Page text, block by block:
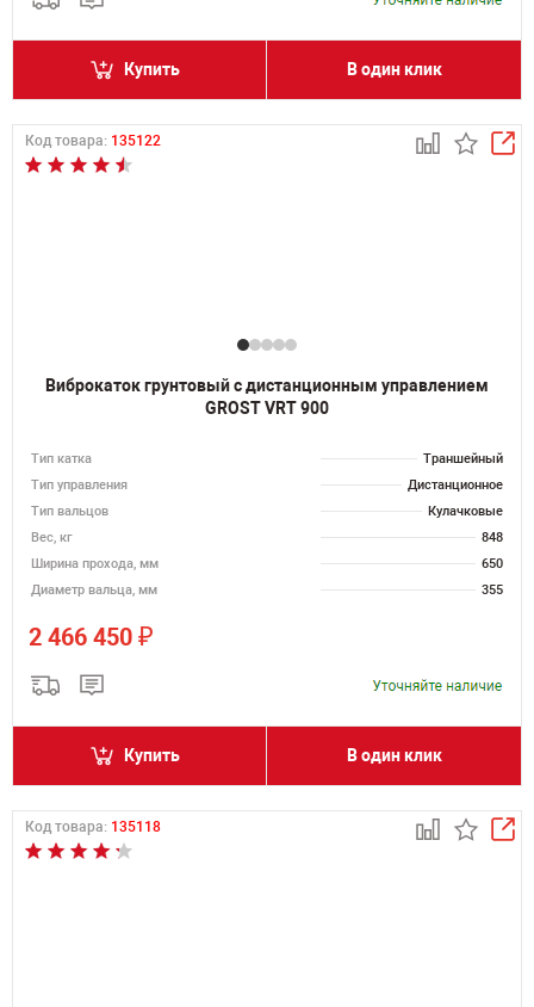
Купить В один клик
Код товара: 135122
Виброкаток грунтовый с дистанционным управлением
GROST VRT 900
Тип катка
Траншейный
Тип управления
Дистанционное
Тип вальцов
Кулачковые
Вес, кг
848
Ширина прохода, мм
650
Диаметр вальца, мм
355
2 466 450 ₽
Купить В один клик
Код товара: 135118